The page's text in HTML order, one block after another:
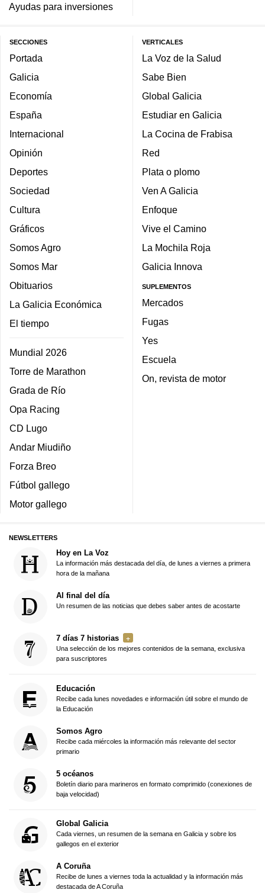
Ayudas para inversiones
SECCIONES
Portada
Galicia
Economía
España
Internacional
Opinión
Deportes
Sociedad
Cultura
Gráficos
Somos Agro
Somos Mar
Obituarios
La Galicia Económica
El tiempo
Mundial 2026
Torre de Marathon
Grada de Río
Opa Racing
CD Lugo
Andar Miudiño
Forza Breo
Fútbol gallego
Motor gallego
VERTICALES
La Voz de la Salud
Sabe Bien
Global Galicia
Estudiar en Galicia
La Cocina de Frabisa
Red
Plata o plomo
Ven A Galicia
Enfoque
Vive el Camino
La Mochila Roja
Galicia Innova
SUPLEMENTOS
Mercados
Fugas
Yes
Escuela
On, revista de motor
NEWSLETTERS
Hoy en La Voz
La información más destacada del día, de lunes a viernes a primera
hora de la mañana
Al final del día
Un resumen de las noticias que debes saber antes de acostarte
7 días 7 historias
Una selección de los mejores contenidos de la semana, exclusiva
para suscriptores
Educación
Recibe cada lunes novedades e información útil sobre el mundo de
la Educación
Somos Agro
Recibe cada miércoles la información más relevante del sector
primario
5 océanos
Boletín diario para marineros en formato comprimido (conexiones de
baja velocidad)
Global Galicia
Cada viernes, un resumen de la semana en Galicia y sobre los
gallegos en el exterior
A Coruña
Recibe de lunes a viernes toda la actualidad y la información más
destacada de A Coruña